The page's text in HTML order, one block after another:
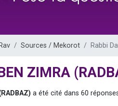
12 nouvelles musiques
Sources / Mekorot Rabbi
ZIMRA
a été cité dans 60